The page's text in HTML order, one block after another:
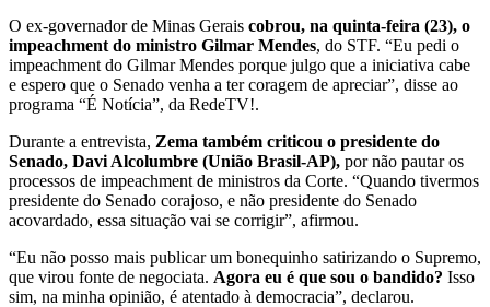
O ex-governador de Minas Gerais cobrou, na quinta-feira (23), o
impeachment do ministro Gilmar Mendes, do STF. “Eu pedi o
impeachment do Gilmar Mendes porque julgo que a iniciativa cabe
e espero que o Senado venha a ter coragem de apreciar”, disse ao
programa “É Notícia”, da RedeTV!.
Durante a entrevista, Zema também criticou o presidente do
Senado, Davi Alcolumbre (União Brasil-AP), por não pautar os
processos de impeachment de ministros da Corte. “Quando tivermos
presidente do Senado corajoso, e não presidente do Senado
acovardado, essa situação vai se corrigir”, afirmou.
“Eu não posso mais publicar um bonequinho satirizando o Supremo,
que virou fonte de negociata. Agora eu é que sou o bandido? Isso
sim, na minha opinião, é atentado à democracia”, declarou.